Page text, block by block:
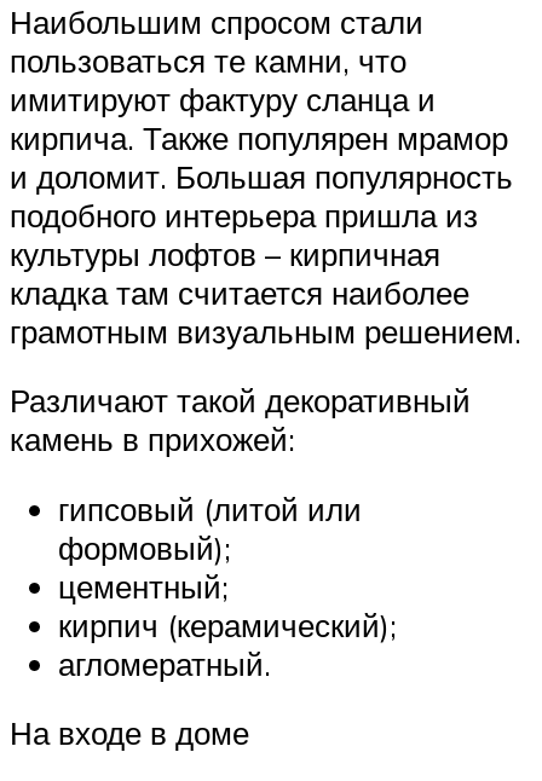
Наибольшим спросом стали
пользоваться те камни, что
имитируют фактуру сланца и
кирпича. Также популярен мрамор
и доломит. Большая популярность
подобного интерьера пришла из
культуры лофтов – кирпичная
кладка там считается наиболее
грамотным визуальным решением.
Различают такой декоративный
камень в прихожей:
гипсовый (литой или
формовый);
цементный;
кирпич (керамический);
агломератный.
На входе в доме